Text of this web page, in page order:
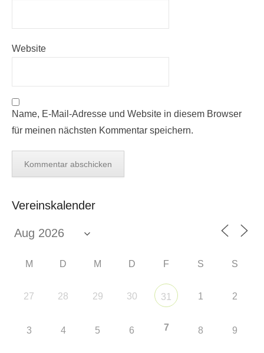
Website
Name, E-Mail-Adresse und Website in diesem Browser
für meinen nächsten Kommentar speichern.
Vereinskalender
M D M D F S S
27 28 29 30 31 1 2
3 4 5 6 7 8 9